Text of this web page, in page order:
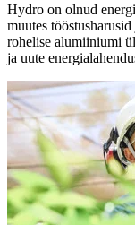
Hydro on olnud
muutes
rohelise alumiiniumi
ja uute